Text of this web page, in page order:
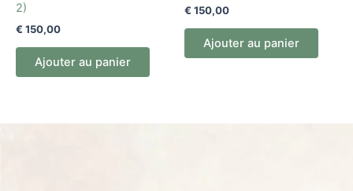
2)
€ 150,00
Ajouter au panier
€ 150,00
Ajouter au panier